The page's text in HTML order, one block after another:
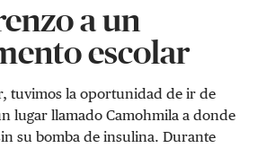
a un
escolar
tuvimos la oportunidad de ir de
lugar llamado Camohmila a donde
su bomba de insulina. Durante